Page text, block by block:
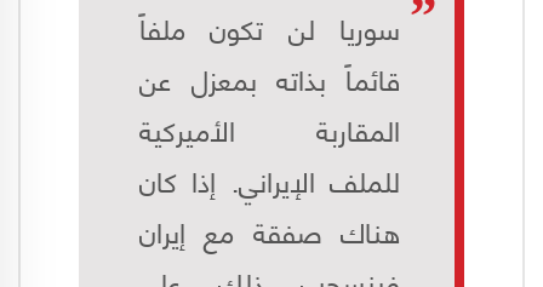
سوريا لن تكون ملفاً
قائماً بذاته بمعزل عن
المقاربة الأميركية
للملف الإيراني. إذا كان
هناك صفقة مع إيران